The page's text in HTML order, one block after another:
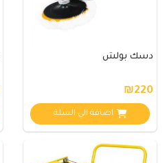
دسك بولش
₪220
اضافة الي السلة